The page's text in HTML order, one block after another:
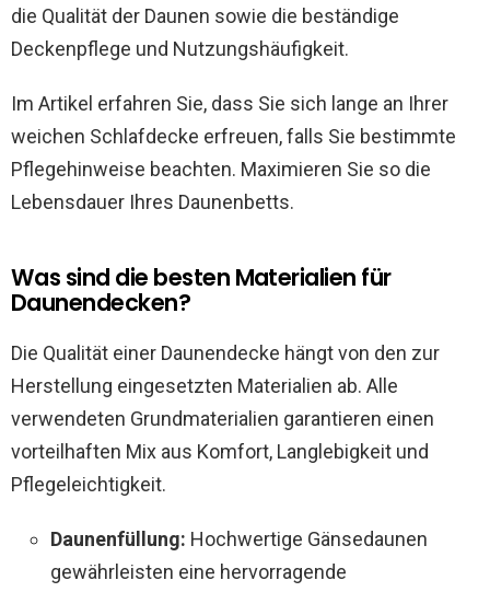
die Qualität der Daunen sowie die beständige
Deckenpflege und Nutzungshäufigkeit.
Im Artikel erfahren Sie, dass Sie sich lange an Ihrer
weichen Schlafdecke erfreuen, falls Sie bestimmte
Pflegehinweise beachten. Maximieren Sie so die
Lebensdauer Ihres Daunenbetts.
Was sind die besten Materialien für
Daunendecken?
Die Qualität einer Daunendecke hängt von den zur
Herstellung eingesetzten Materialien ab. Alle
verwendeten Grundmaterialien garantieren einen
vorteilhaften Mix aus Komfort, Langlebigkeit und
Pflegeleichtigkeit.
Daunenfüllung: Hochwertige Gänsedaunen
gewährleisten eine hervorragende